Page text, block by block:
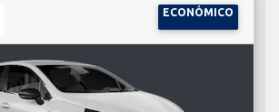
ECONÓMICO